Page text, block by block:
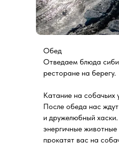
Обед
Отведаем блюда
ресторане на берегу.
Катание на собачьих
После обеда нас
и дружелюбный
энергичные
прокатят вас на